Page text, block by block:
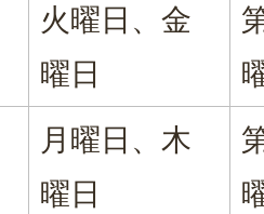
火曜日、金
曜日
月曜日、木
曜日